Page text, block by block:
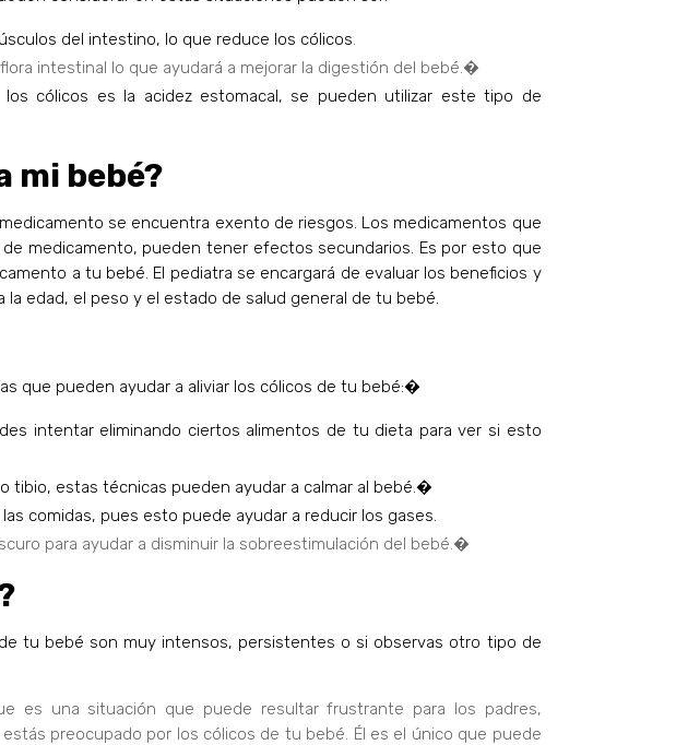
del intestino, lo que reduce los cólicos.
intestinal lo que ayudará a mejorar la digestión del bebé.�
cólicos es la acidez estomacal, se pueden utilizar este tipo de
mi bebé?
se encuentra exento de riesgos. Los medicamentos que
medicamento, pueden tener efectos secundarios. Es por esto que
a tu bebé. El pediatra se encargará de evaluar los beneficios y
edad, el peso y el estado de salud general de tu bebé.
que pueden ayudar a aliviar los cólicos de tu bebé:�
intentar eliminando ciertos alimentos de tu dieta para ver si esto
tibio, estas técnicas pueden ayudar a calmar al bebé.�
comidas, pues esto puede ayudar a reducir los gases.
para ayudar a disminuir la sobreestimulación del bebé.�
tu bebé son muy intensos, persistentes o si observas otro tipo de
es una situación que puede resultar frustrante para los padres,
preocupado por los cólicos de tu bebé. Él es el único que puede